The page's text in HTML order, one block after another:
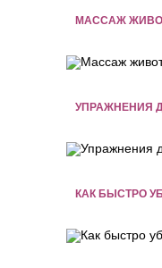
МАССАЖ
УПРАЖНЕНИЯ
КАК БЫСТРО